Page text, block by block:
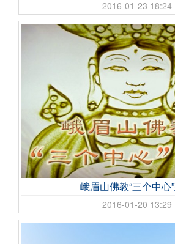
2016-01-23 18:24
峨眉山佛教“三个中心
2016-01-20 13:29